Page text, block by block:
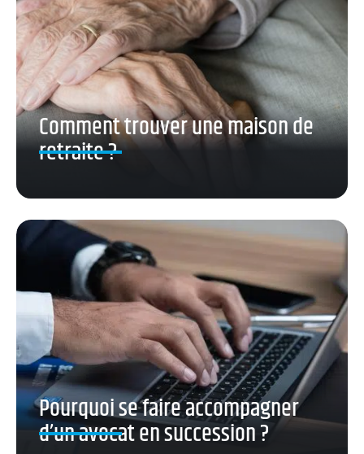
Comment trouver une maison de
retraite ?
Pourquoi se faire accompagner
d’un avocat en succession ?